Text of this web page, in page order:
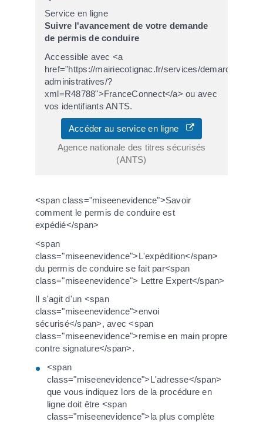
Service en ligne
Suivre l'avancement de votre demande
de permis de conduire
Accessible avec <a
href="https://mairiecotignac.fr/services/demarches-
administratives/?
xml=R48788">FranceConnect</a> ou avec
vos identifiants ANTS.
Accéder au service en ligne
Agence nationale des titres sécurisés
(ANTS)
<span class="miseenevidence">Savoir
comment le permis de conduire est
expédié</span>
<span
class="miseenevidence">L'expédition</span>
du permis de conduire se fait par<span
class="miseenevidence"> Lettre Expert</span>
Il s'agit d'un <span
class="miseenevidence">envoi
sécurisé</span>, avec <span
class="miseenevidence">remise en main propre
contre signature</span>.
<span
class="miseenevidence">L'adresse</span>
que vous indiquez lors de la procédure en
ligne doit être <span
class="miseenevidence">la plus complète